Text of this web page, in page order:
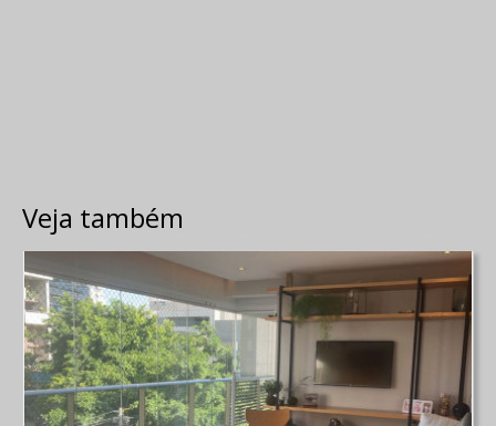
Veja também